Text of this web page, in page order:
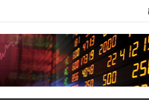
Χρηματιστήριο Αθηνών: Πέμπτο σερί κλείσιμο πάνω από τις 2.600 μονάδες με στηρίγματα από τις τράπεζες